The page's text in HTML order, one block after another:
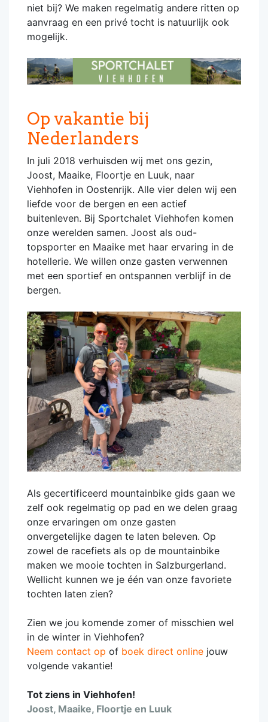
niet bij? We maken regelmatig andere ritten op
aanvraag en een privé tocht is natuurlijk ook
mogelijk.
Op vakantie bij
Nederlanders
In juli 2018 verhuisden wij met ons gezin,
Joost, Maaike, Floortje en Luuk, naar
Viehhofen in Oostenrijk. Alle vier delen wij een
liefde voor de bergen en een actief
buitenleven. Bij Sportchalet Viehhofen komen
onze werelden samen. Joost als oud-
topsporter en Maaike met haar ervaring in de
hotellerie. We willen onze gasten verwennen
met een sportief en ontspannen verblijf in de
bergen.
Als gecertificeerd mountainbike gids gaan we
zelf ook regelmatig op pad en we delen graag
onze ervaringen om onze gasten
onvergetelijke dagen te laten beleven. Op
zowel de racefiets als op de mountainbike
maken we mooie tochten in Salzburgerland.
Wellicht kunnen we je één van onze favoriete
tochten laten zien?
Zien we jou komende zomer of misschien wel
in de winter in Viehhofen?
Neem contact op of boek direct online jouw
volgende vakantie!
Tot ziens in Viehhofen!
Joost, Maaike, Floortje en Luuk